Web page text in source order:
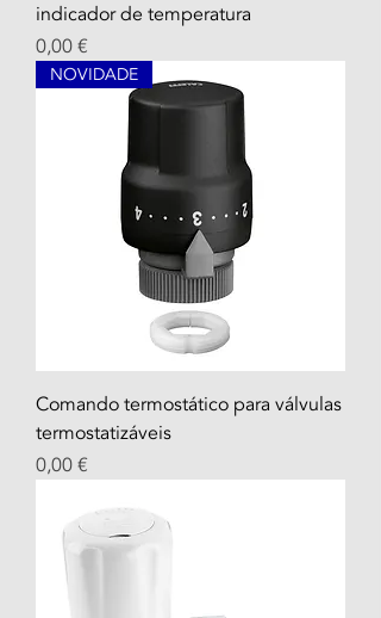
indicador de temperatura
Prezzo
0,00 €
NOVIDADE
Comando termostático para válvulas
termostatizáveis
Prezzo
0,00 €